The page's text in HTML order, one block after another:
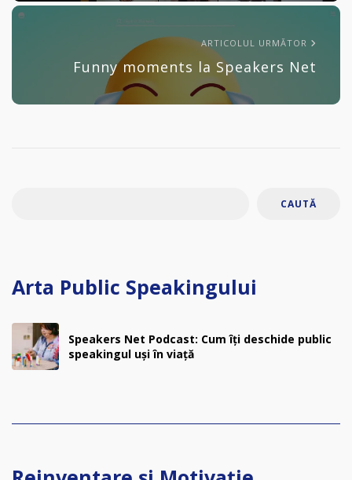
ARTICOLUL URMĂTOR
Funny moments la Speakers Net
CAUTĂ
Arta Public Speakingului
Speakers Net Podcast: Cum îți deschide public
speakingul uși în viață